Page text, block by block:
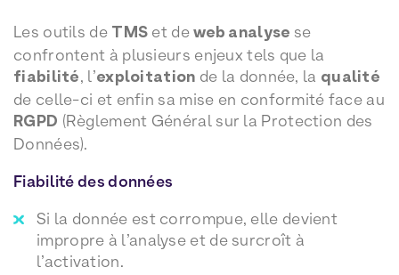
Les outils de TMS et deweb analyse se
confrontent à plusieurs enjeux tels que la
fiabilité, l’exploitation de la donnée, la qualité
de celle-ci et enfin sa mise en conformité face au
RGPD (Règlement Général sur la Protection des
Données).
Fiabilité des données
Si la donnée est corrompue, elle devient
impropre à l’analyse et de surcroît à
l’activation.